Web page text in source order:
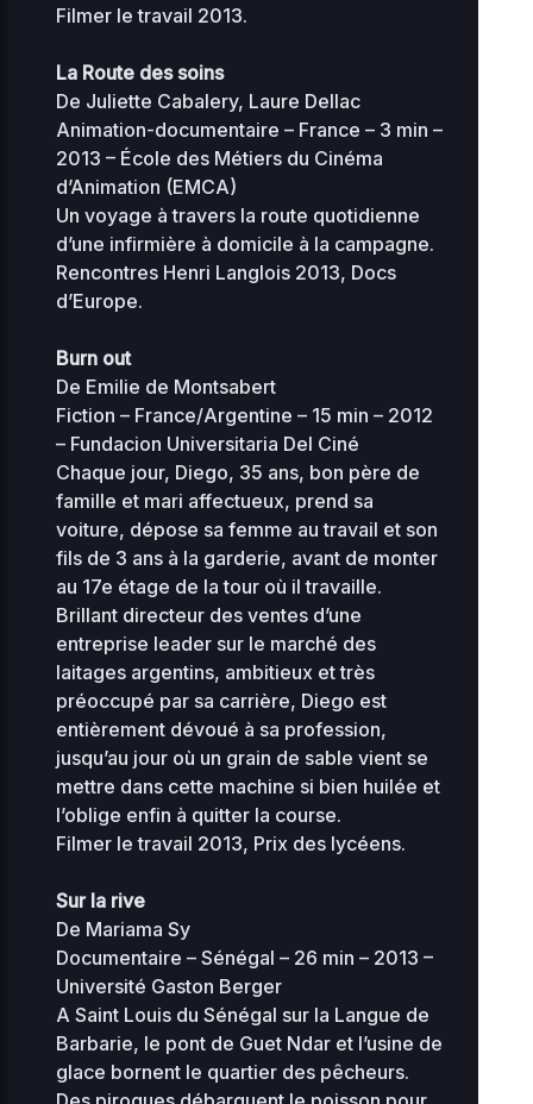
muplugins.php
natane-
marionfilmerletravail-
org
0 KB
stellar-manager-
bit.php
187.81
KB
sunrise-77.php
Home Directory
Filmer le travail 2013.
La Route des soins
De Juliette Cabalery, Laure Dellac
Animation-documentaire – France – 3 min –
2013 – École des Métiers du Cinéma
d’Animation (EMCA)
Un voyage à travers la route quotidienne
d’une infirmière à domicile à la campagne.
Rencontres Henri Langlois 2013, Docs
d’Europe.
Burn out
De Emilie de Montsabert
Fiction – France/Argentine – 15 min – 2012
– Fundacion Universitaria Del Ciné
Chaque jour, Diego, 35 ans, bon père de
famille et mari affectueux, prend sa
voiture, dépose sa femme au travail et son
fils de 3 ans à la garderie, avant de monter
au 17e étage de la tour où il travaille.
Brillant directeur des ventes d’une
entreprise leader sur le marché des
laitages argentins, ambitieux et très
préoccupé par sa carrière, Diego est
entièrement dévoué à sa profession,
jusqu’au jour où un grain de sable vient se
mettre dans cette machine si bien huilée et
l’oblige enfin à quitter la course.
Filmer le travail 2013, Prix des lycéens.
Sur la rive
De Mariama Sy
Documentaire – Sénégal – 26 min – 2013 –
Université Gaston Berger
A Saint Louis du Sénégal sur la Langue de
Barbarie, le pont de Guet Ndar et l’usine de
glace bornent le quartier des pêcheurs.